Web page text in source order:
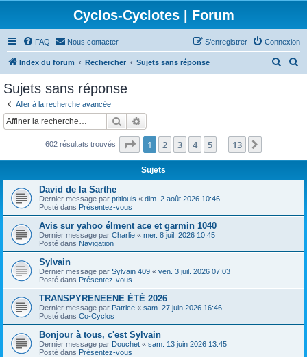
Cyclos-Cyclotes | Forum
FAQ Nous contacter Connexion
S’enregistrer
Index du forum Rechercher Sujets sans réponse
c
c
Sujets sans réponse
Aller à la recherche avancée
Rechercher
602 résultats trouvés Page 1sur13
1 2 3 4 5 13
Sujets
David de la Sarthe
Dernier message par ptitlouis « dim. 2 août 2026 10:46
Posté dans Présentez-vous
Avis sur yahoo élment ace et garmin 1040
Dernier message par Charlie « mer. 8 juil. 2026 10:45
Posté dans Navigation
Sylvain
Dernier message par Sylvain 409 « ven. 3 juil. 2026 07:03
Posté dans Présentez-vous
TRANSPYRENEENE ÉTÉ 2026
Dernier message par Patrice « sam. 27 juin 2026 16:46
Posté dans Co-Cyclos
Bonjour à tous, c'est Sylvain
Dernier message par Douchet « sam. 13 juin 2026 13:45
Posté dans Présentez-vous